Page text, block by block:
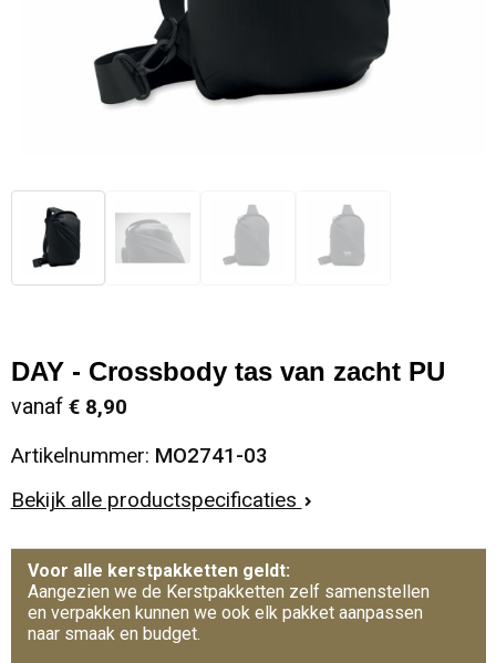
DAY - Crossbody tas van zacht PU
vanaf € 8,90
Artikelnummer: MO2741-03
Bekijk alle productspecificaties
Voor alle kerstpakketten geldt:
Aangezien we de Kerstpakketten zelf samenstellen
en verpakken kunnen we ook elk pakket aanpassen
naar smaak en budget.